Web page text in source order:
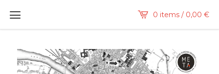
0 items / 0,00 €